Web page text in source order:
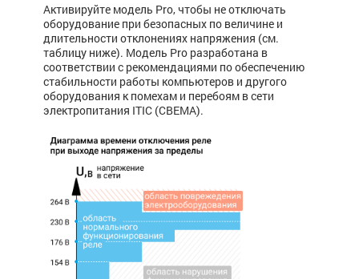
Активируйте модель Pro, чтобы не отключать
оборудование при безопасных по величине и
длительности отклонениях напряжения (см.
таблицу ниже). Модель Pro разработана в
соответствии с рекомендациями по обеспечению
стабильности работы компьютеров и другого
оборудования к помехам и перебоям в сети
электропитания ITIC (CBEMA).